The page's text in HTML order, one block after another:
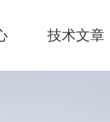
技术文章